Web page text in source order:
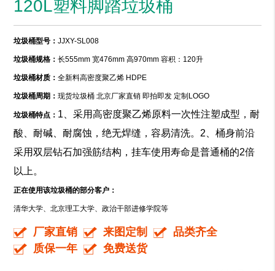
120L塑料脚踏垃圾桶
垃圾桶型号：JJXY-SL008
垃圾桶规格：长555mm 宽476mm 高970mm 容积：120升
垃圾桶材质：全新料高密度聚乙烯 HDPE
垃圾桶周期：现货垃圾桶 北京厂家直销 即拍即发 定制LOGO
垃圾桶特点： 1、采用高密度聚乙烯原料一次性注塑成型，耐
酸、耐碱、耐腐蚀，绝无焊缝，容易清洗。2、桶身前沿
采用双层钻石加强筋结构，挂车使用寿命是普通桶的2倍
以上。
正在使用该垃圾桶的部分客户：
清华大学、北京理工大学、政治干部进修学院等
厂家直销 来图定制
品类齐全
质保一年
免费送货